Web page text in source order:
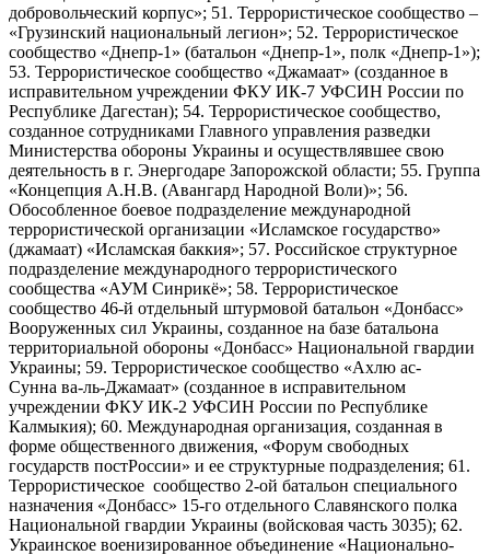
добровольческий корпус»; 51. Террористическое сообщество –
«Грузинский национальный легион»; 52. Террористическое
сообщество «Днепр-1» (батальон «Днепр-1», полк «Днепр-1»);
53. Террористическое сообщество «Джамаат» (созданное в
исправительном учреждении ФКУ ИК-7 УФСИН России по
Республике Дагестан); 54. Террористическое сообщество,
созданное сотрудниками Главного управления разведки
Министерства обороны Украины и осуществлявшее свою
деятельность в г. Энергодаре Запорожской области; 55. Группа
«Концепция А.Н.В. (Авангард Народной Воли)»; 56.
Обособленное боевое подразделение международной
террористической организации «Исламское государство»
(джамаат) «Исламская баккия»; 57. Российское структурное
подразделение международного террористического
сообщества «АУМ Синрикё»; 58. Террористическое
сообщество 46-й отдельный штурмовой батальон «Донбасс»
Вооруженных сил Украины, созданное на базе батальона
территориальной обороны «Донбасс» Национальной гвардии
Украины; 59. Террористическое сообщество «Ахлю ас-
Сунна ва-ль-Джамаат» (созданное в исправительном
учреждении ФКУ ИК-2 УФСИН России по Республике
Калмыкия); 60. Международная организация, созданная в
форме общественного движения, «Форум свободных
государств постРоссии» и ее структурные подразделения; 61.
Террористическое сообщество 2-ой батальон специального
назначения «Донбасс» 15-го отдельного Славянского полка
Национальной гвардии Украины (войсковая часть 3035); 62.
Украинское военизированное объединение «Национально-